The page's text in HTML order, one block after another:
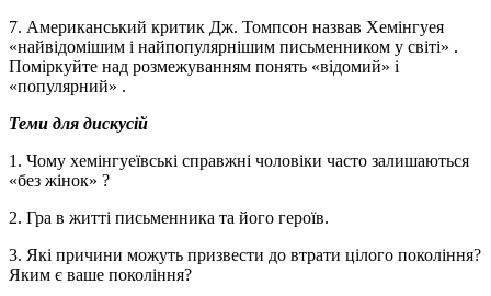
7. Американський критик Дж. Томпсон назвав Хемінгуея
«найвідомішим і найпопулярнішим письменником у світі» .
Поміркуйте над розмежуванням понять «відомий» і
«популярний» .
Теми для дискусій
1. Чому хемінгуеївські справжні чоловіки часто залишаються
«без жінок» ?
2. Гра в житті письменника та його героїв.
3. Які причини можуть призвести до втрати цілого покоління?
Яким є ваше покоління?